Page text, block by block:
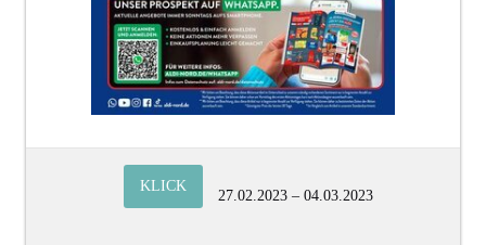
KLICK
27.02.2023 – 04.03.2023